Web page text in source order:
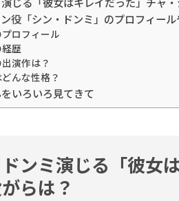
役「シン・ドンミ」のプロフィール
ロフィール
歴
演作は？
んな性格？
いろいろ見てきて
ンミ演じる「彼女
らは？